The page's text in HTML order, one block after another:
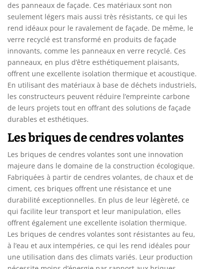
des panneaux de façade. Ces matériaux sont non
seulement légers mais aussi très résistants, ce qui les
rend idéaux pour le ravalement de façade. De même, le
verre recyclé est transformé en produits de façade
innovants, comme les panneaux en verre recyclé. Ces
panneaux, en plus d’être esthétiquement plaisants,
offrent une excellente isolation thermique et acoustique.
En utilisant des matériaux à base de déchets industriels,
les constructeurs peuvent réduire l’empreinte carbone
de leurs projets tout en offrant des solutions de façade
durables et esthétiques.
Les briques de cendres volantes
Les briques de cendres volantes sont une innovation
majeure dans le domaine de la construction écologique.
Fabriquées à partir de cendres volantes, de chaux et de
ciment, ces briques offrent une résistance et une
durabilité exceptionnelles. En plus de leur légèreté, ce
qui facilite leur transport et leur manipulation, elles
offrent également une excellente isolation thermique.
Les briques de cendres volantes sont résistantes au feu,
à l’eau et aux intempéries, ce qui les rend idéales pour
une utilisation dans des climats variés. Leur production